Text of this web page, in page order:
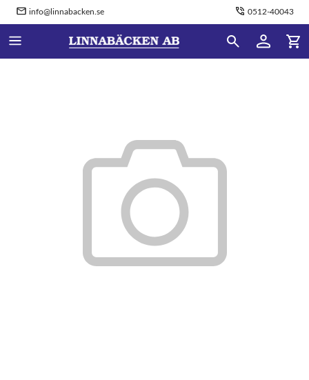
info@linnabacken.se 0512-40043